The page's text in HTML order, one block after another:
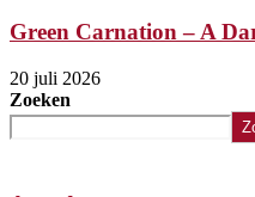
Green Carnation – A
20 juli 2026
Zoeken